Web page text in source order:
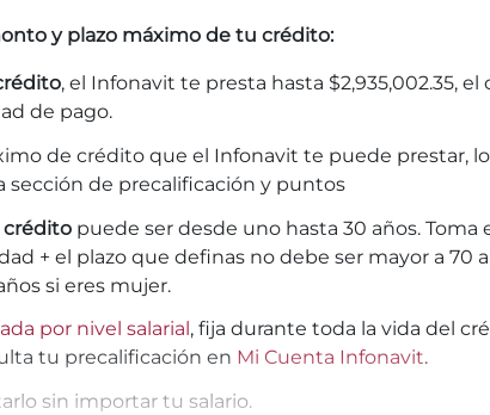
y plazo máximo de tu crédito:
, el Infonavit te presta hasta $2,935,002.35,
de pago.
de crédito que el Infonavit te puede prestar,
sección de precalificación y puntos
crédito puede ser desde uno hasta 30 años. Toma
+ el plazo que definas no debe ser mayor a 70
si eres mujer.
por nivel salarial , fija durante toda la vida del
tu precalificación en Mi Cuenta Infonavit.
sin importar tu salario.